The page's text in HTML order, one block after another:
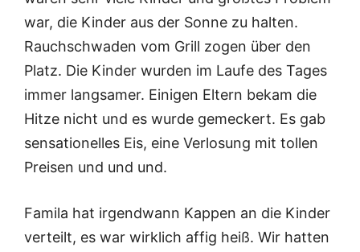
war, die Kinder aus der Sonne zu halten.
Rauchschwaden vom Grill zogen über den
Platz. Die Kinder wurden im Laufe des Tages
immer langsamer. Einigen Eltern bekam die
Hitze nicht und es wurde gemeckert. Es gab
sensationelles Eis, eine Verlosung mit tollen
Preisen und und und.
Famila hat irgendwann Kappen an die Kinder
verteilt, es war wirklich affig heiß. Wir hatten